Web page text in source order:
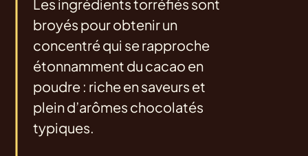
Les ingrédients torréfiés sont
broyés pour obtenir un
concentré qui se rapproche
étonnamment du cacao en
poudre : riche en saveurs et
plein d’arômes chocolatés
typiques.